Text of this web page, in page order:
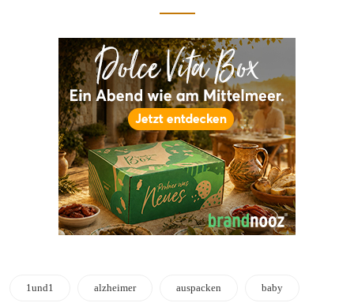
1und1 alzheimer auspacken baby